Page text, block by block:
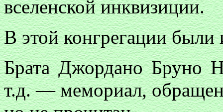
вселенской инквизиции.
В этой конгрегации
Брата Джордано Бруно
т.д. — мемориал,